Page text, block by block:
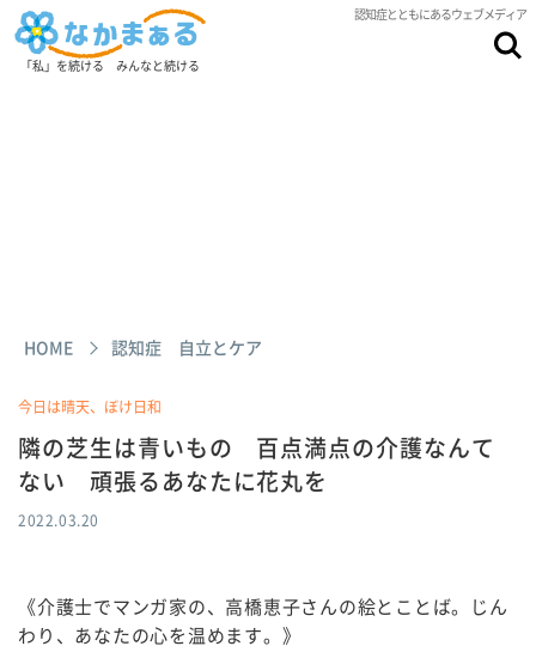
認知症とともにあるウェブメディア
「私」を続ける みんなと続ける
HOME 認知症 自立とケア
今日は晴天、ぼけ日和
隣の芝生は青いもの 百点満点の介護なんて
ない 頑張るあなたに花丸を
2022.03.20
《介護士でマンガ家の、高橋恵子さんの絵とことば。じん
わり、あなたの心を温めます。》